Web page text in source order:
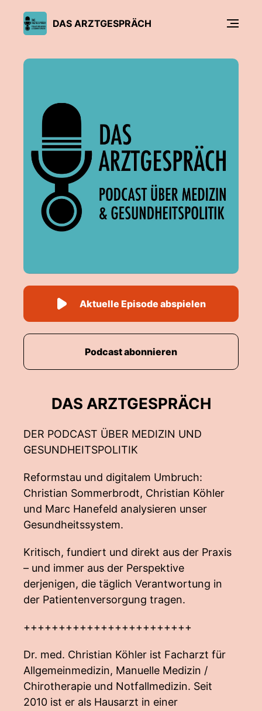
DAS ARZTGESPRÄCH
DAS ARZTGESPRÄCH
DER PODCAST ÜBER MEDIZIN UND
GESUNDHEITSPOLITIK
Reformstau und digitalem Umbruch:
Christian Sommerbrodt, Christian Köhler
und Marc Hanefeld analysieren unser
Gesundheitssystem.
Kritisch, fundiert und direkt aus der Praxis
– und immer aus der Perspektive
derjenigen, die täglich Verantwortung in
der Patientenversorgung tragen.
++++++++++++++++++++++++
Dr. med. Christian Köhler ist Facharzt für
Allgemeinmedizin, Manuelle Medizin /
Chirotherapie und Notfallmedizin. Seit
2010 ist er als Hausarzt in einer
Aktuelle Episode abspielen
Podcast abonnieren